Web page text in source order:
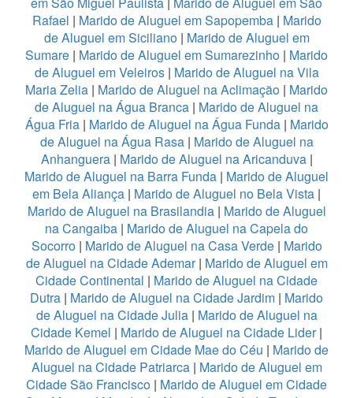
Rafael | Marido de Aluguel em Sapopemba | Marido
de Aluguel em Siciliano| Marido de Aluguel em
Sumare | Marido de Aluguel em Sumarezinho | Marido
de Aluguel em Veleiros| Marido de Aluguel na Vila
Maria Zelia | Marido de Aluguel na Aclimação | Marido
de Aluguel na Água Branca | Marido de Aluguel na
Água Fria| Marido de Aluguel na Água Funda| Marido
de Aluguel na Água Rasa | Marido de Aluguel na
Anhanguera| Marido de Aluguel na Aricanduva|
Marido de Aluguel na Barra Funda | Marido de Aluguel
em Bela Aliança | Marido de Aluguel no Bela Vista |
Marido de Aluguel na Brasilandia| Marido de Aluguel
na Cangaiba | Marido de Aluguel na Capela do
Socorro | Marido de Aluguel na Casa Verde| Marido
de Aluguel na Cidade Ademar| Marido de Aluguel em
Cidade Continental | Marido de Aluguel na Cidade
Dutra | Marido de Aluguel na Cidade Jardim | Marido
de Aluguel na Cidade Julia | Marido de Aluguel na
Cidade Kemel | Marido de Aluguel na Cidade Lider|
Marido de Aluguel em Cidade Mae do Céu | Marido de
Aluguel na Cidade Patriarca| Marido de Aluguel em
Cidade São Francisco | Marido de Aluguel em Cidade